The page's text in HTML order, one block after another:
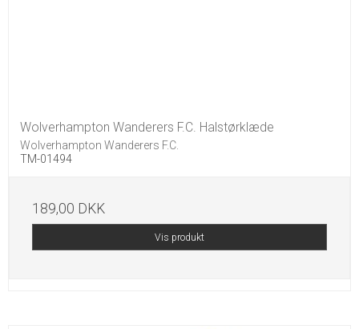
Wolverhampton Wanderers F.C. Halstørklæde
Wolverhampton Wanderers F.C.
TM-01494
189,00 DKK
Vis produkt